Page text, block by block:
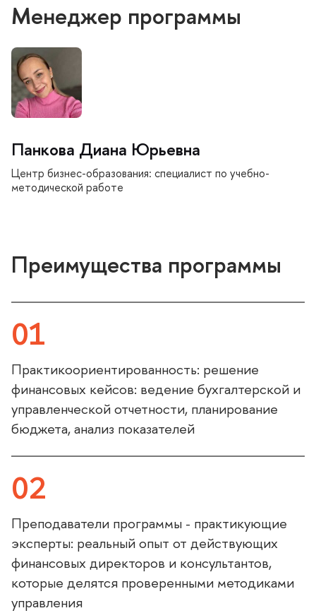
Менеджер программы
Панкова Диана Юрьевна
Центр бизнес-образования: специалист по учебно-
методической работе
Преимущества программы
01
Практикоориентированность: решение
финансовых кейсов: ведение бухгалтерской и
управленческой отчетности, планирование
юджета, анализ показателей
02
Преподаватели программы - практикующие
эксперты: реальный опыт от действующих
финансовых директоров и консультантов,
которые делятся проверенными методиками
управления